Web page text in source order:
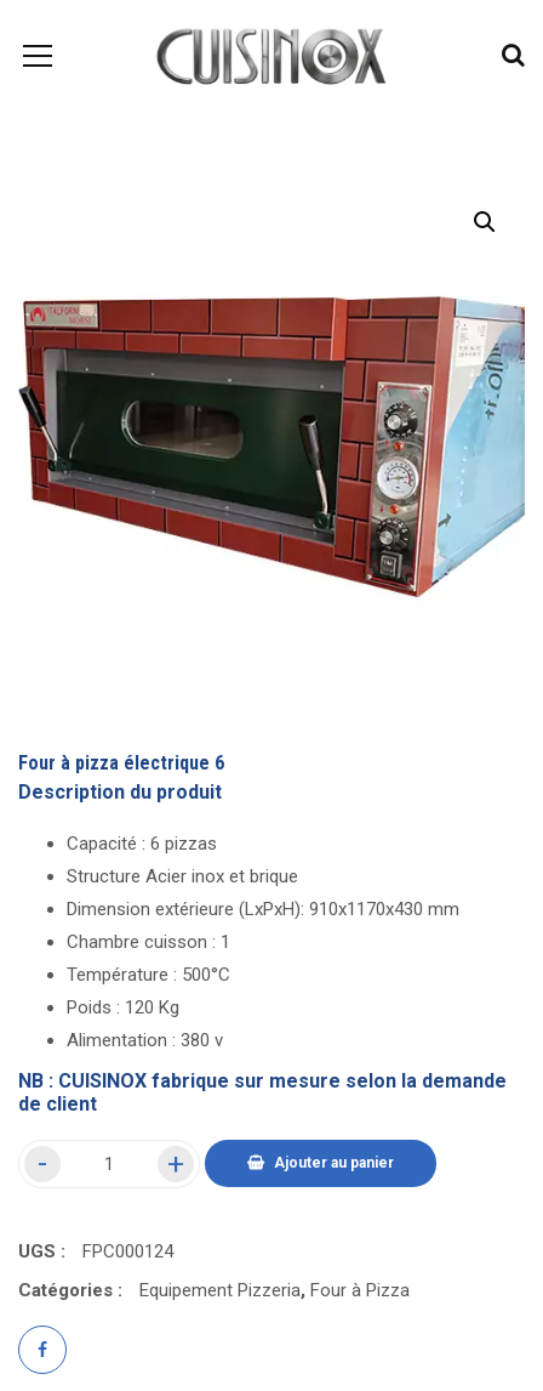
Four à pizza électrique 6
Description du produit
Capacité : 6 pizzas
Structure Acier inox et brique
Dimension extérieure (LxPxH): 910x1170x430 mm
Chambre cuisson : 1
Température : 500°C
Poids : 120 Kg
Alimentation : 380 v
NB : CUISINOX fabrique sur mesure selon la demande
de client
Ajouter au panier
UGS :
FPC000124
Catégories :
Equipement Pizzeria, Four à Pizza